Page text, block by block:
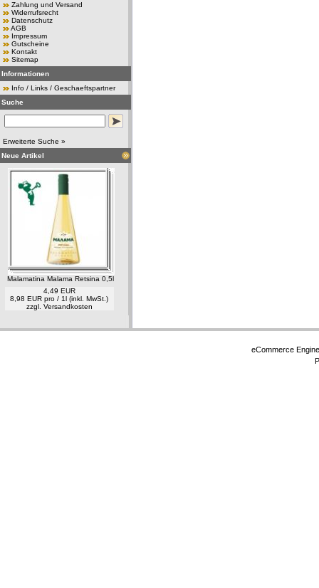
Zahlung und Versand
Widerrufsrecht
Datenschutz
AGB
Impressum
Gutscheine
Kontakt
Sitemap
Informationen
Info / Links / Geschaeftspartner
Suche
Erweiterte Suche »
Neue Artikel
Malamatina Malama Retsina 0,5l
4,49 EUR
8,98 EUR pro / 1l (inkl. MwSt.)
zzgl. Versandkosten
eCommerce